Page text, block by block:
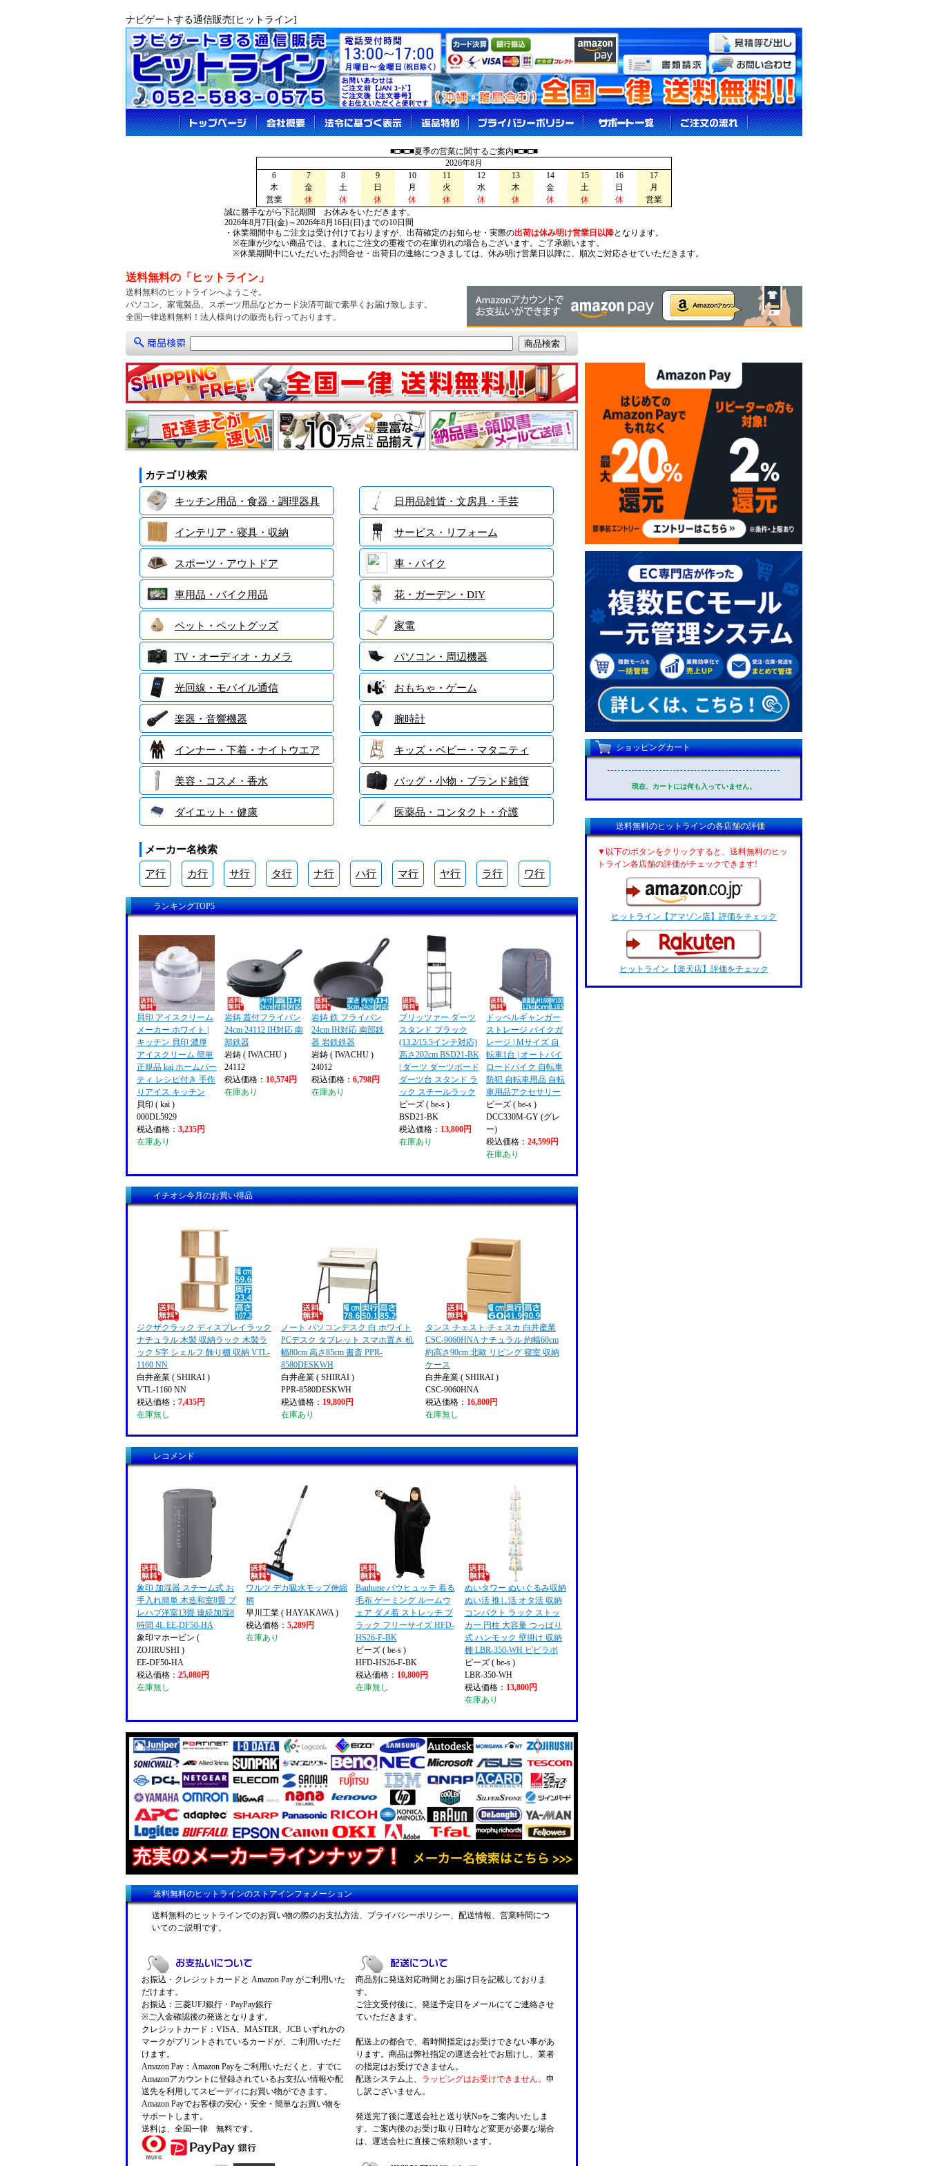
ナビゲートする通信販売[ヒットライン]
■□■□■夏季の営業に関するご案内■□■□■
2026年8月
6
7 8 9 10 11 12 13 14 15 16
17
木
金 土 日 月 火 水 木 金 土 日
月
営業
休 休 休 休 休 休 休 休 休 休
営業
誠に勝手ながら下記期間 お休みをいただきます。
2026年8月7日(金)～2026年8月16日(日)までの10日間
・休業期間中もご注文は受け付けておりますが、出荷確定のお知らせ・実際の出荷は休み明け営業日以降となります。
※在庫が少ない商品では、まれにご注文の重複での在庫切れの場合もございます。ご了承願います。
※休業期間中にいただいたお問合せ・出荷日の連絡につきましては、休み明け営業日以降に、順次ご対応させていただきます。
送料無料の「ヒットライン」
送料無料のヒットラインへようこそ。
パソコン、家電製品、 スポーツ用品などカード決済可能で素早くお届け致します。
全国一律送料無料！法人様向けの販売も行っております。
カテゴリ検索
キッチン用品・食器・調理器具 日用品雑貨・文房具・手芸
インテリア・寝具・収納 サービス・リフォーム
スポーツ・アウトドア 車・バイク
車用品・バイク用品 花・ガーデン・DIY
ペット・ペットグッズ 家電
TV・オーディオ・カメラ パソコン・周辺機器
光回線・モバイル通信 おもちゃ・ゲーム
楽器・音響機器 腕時計
インナー・下着・ナイトウエア キッズ・ベビー・マタニティ
美容・コスメ・香水 バッグ・小物・ブランド雑貨
ダイエット・健康 医薬品・コンタクト・介護
メーカー名検索
ア行 カ行 サ行 タ行 ナ行 ハ行 マ行 ヤ行 ラ行 ワ行
ランキングTOP5
貝印 アイスクリーム
メーカー ホワイト |
キッチン 貝印 濃厚
アイスクリーム 簡単
正規品 kai ホームパー
ティ レシピ付き 手作
りアイス キッチン
貝印 ( kai )
000DL5929
税込価格： 3,235円
在庫あり
岩鋳 蓋付フライパン
24cm 24112 IH対応 南
部鉄器
岩鋳 ( IWACHU )
24112
税込価格： 10,574円
在庫あり
岩鋳 鉄 フライパン
24cm IH対応 南部鉄
器 岩鉄鉄器
岩鋳 ( IWACHU )
24012
税込価格：6,798円
在庫あり
ブリッツァー ダーツ
スタンド ブラック
(13.2/15.5インチ対応)
高さ202cm BSD21-BK
| ダーツ ダーツボード
ダーツ台 スタンド ラ
ック スチールラック
ビーズ ( be-s )
BSD21-BK
税込価格： 13,800円
在庫あり
ドッペルギャンガー
ストレージ バイクガ
レージ | Mサイズ 自
転車1台 | オートバイ
ロードバイク 自転車
防犯 自転車用品 自転
車用品アクセサリー
ビーズ ( be-s )
DCC330M-GY (グレ
ー)
税込価格：24,599円
在庫あり
イチオシ今月のお買い得品
ジクザクラック ディスプレイラック
ナチュラル 木製 収納ラック 木製ラ
ック S字 シェルフ 飾り棚 収納 VTL-
1160 NN
白井産業 ( SHIRAI )
VTL-1160 NN
税込価格： 7,435円
在庫無し
ノート パソコンデスク 白 ホワイト
PCデスク タブレット スマホ置き 机
幅80cm 高さ85cm 書斎 PPR-
8580DESKWH
白井産業 ( SHIRAI )
PPR-8580DESKWH
税込価格： 19,800円
在庫あり
タンス チェスト チェスカ 白井産業
CSC-9060HNA ナチュラル 約幅60cm
約高さ90cm 北歐 リビング 寝室 収納
ケース
白井産業 ( SHIRAI )
CSC-9060HNA
税込価格： 16,800円
在庫無し
レコメンド
象印 加湿器 スチーム式 お
手入れ簡単 木造和室8畳 プ
レハブ洋室13畳 連続加湿8
時間 4L EE-DF50-HA
象印マホービン (
ZOJIRUSHI )
EE-DF50-HA
税込価格： 25,080円
在庫無し
ワルツ デカ吸水モップ伸縮
柄
早川工業 ( HAYAKAWA )
税込価格：5,289円
在庫あり
Bauhutte バウヒュッテ 着る
毛布 ゲーミング ルームウ
ェア ダメ着 ストレッチ ブ
ラック フリーサイズ HFD-
HS26-F-BK
ビーズ ( be-s )
HFD-HS26-F-BK
税込価格： 10,800円
在庫無し
ぬいタワー ぬいぐるみ収納
ぬい活 推し活 オタ活 収納
コンパクト ラック ストッ
カー 円柱 大容量 つっぱり
式 ハンモック 壁掛け 収納
棚 LBR-350-WH ビビラボ
ビーズ ( be-s )
LBR-350-WH
税込価格： 13,800円
在庫あり
送料無料のヒットラインのストアインフォメーション
送料無料のヒットラインでのお買い物の際のお支払方法、プライバシーポリシー、配送情報、営業時間につ
いてのご説明です。
お振込・クレジットカードと Amazon Pay がご利用いた
だけます。
お振込：三菱UFJ銀行・PayPay銀行
※ご入金確認後の発送となります。
クレジットカード：VISA、MASTER、JCB いずれかの
マークがプリントされているカードが、ご利用いただ
けます。
Amazon Pay：Amazon Payをご利用いただくと、すでに
Amazonアカウントに登録されているお支払い情報や配
送先を利用してスピーディにお買い物ができます。
Amazon Payでお客様の安心・安全・簡単なお買い物を
サポートします。
送料は、全国一律 無料です。
商品別に発送対応時間とお届け日を記載しておりま
す。
ご注文受付後に、発送予定日をメールにてご連絡させ
ていただきます。
配送上の都合で、着時間指定はお受けできない事があ
ります。商品は弊社指定の運送会社でお届けし、業者
の指定はお受けできません。
配送システム上、
ラッピングはお受けできません。 申
し訳ございません。
発送完了後に運送会社と送り状Noをご案内いたしま
す。ご案内後のお受け取り日時など変更が必要な場合
は、運送会社に直接ご依頼願います。
ショッピングカート
現在、カートには何も入っていません。
送料無料のヒットラインの各店舗の評価
▼以下のボタンをクリックすると、送料無料のヒッ
トライン各店舗の評価がチェックできます!
ヒットライン【アマゾン店】評価をチェック
ヒットライン【楽天店】評価をチェック